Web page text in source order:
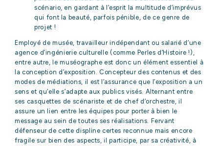
QUI
sommes-nous
?
NOS
EXPERTISES
scénario, en gardant à l’esprit la multitude d’imprévus
qui font la beauté, parfois pénible, de ce genre de
projet !
Employé de musée, travailleur indépendant ou salarié d’une
agence d’ingénierie culturelle (comme Perles d’Histoire !),
entre autre, le muséographe est donc un élément essentiel à
la conception d’exposition. Concepteur des contenus et des
modes de médiations, il est l’assurance que l’exposition a un
sens et qu’elle s’adapte aux publics visés. Alternant entre
ses casquettes de scénariste et de chef d’orchestre, il
assure un lien entre les équipes pour porter à bien le
message au sein de toutes ses réalisations. Fervant
défenseur de cette displine certes reconnue mais encore
fragile sur bien des aspects, il participe, par sa créativité, à